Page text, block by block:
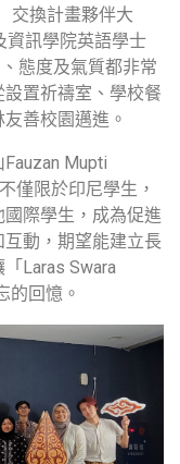
交換計畫夥伴大
資訊學院英語學士
態度及氣質都非常
置祈禱室、學校餐
善校園邁進。
Fauzan Mupti
僅限於印尼學生，
際學生，成為促進
動，期望能建立長
Laras Swara
的回憶。